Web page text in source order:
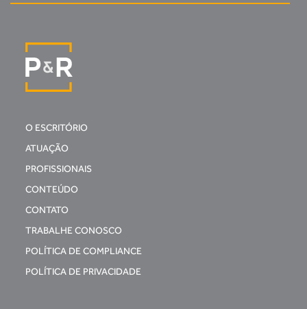
O ESCRITÓRIO
ATUAÇÃO
PROFISSIONAIS
CONTEÚDO
CONTATO
TRABALHE CONOSCO
POLÍTICA DE COMPLIANCE
POLÍTICA DE PRIVACIDADE